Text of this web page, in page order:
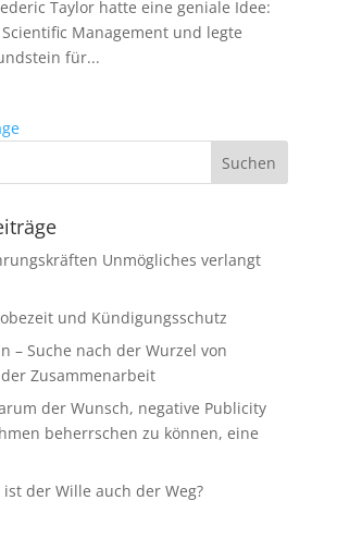
Taylor hatte eine geniale Idee:
Management und legte
für...
Unmögliches verlangt
und Kündigungsschutz
– Suche nach der Wurzel von
Zusammenarbeit
der Wunsch, negative Publicity
beherrschen zu können, eine
ist der Wille auch der Weg?